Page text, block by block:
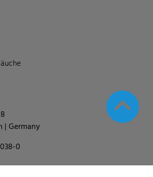
| Germany
0